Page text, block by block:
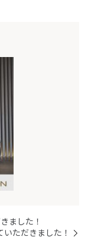
ました！
ただきました！